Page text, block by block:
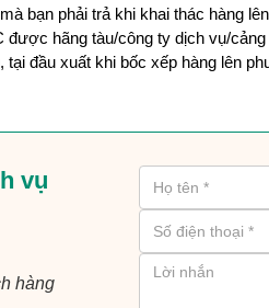
bạn phải trả khi khai thác hàng
được hãng tàu/công ty dịch vụ/
đầu xuất khi bốc xếp hàng lên
vụ
hàng